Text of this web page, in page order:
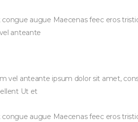
augue Maecenas feec eros
anteante
anteante ipsum dolor sit amet,
Ut et
augue Maecenas feec eros